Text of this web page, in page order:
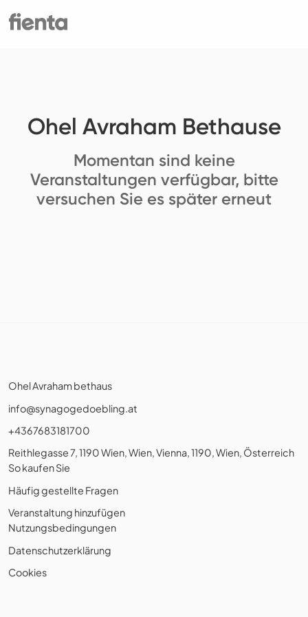
Ohel Avraham Bethause
Momentan sind keine
Veranstaltungen verfügbar, bitte
versuchen Sie es später erneut
Ohel Avraham bethaus
info@synagogedoebling.at
+4367683181700
Reithlegasse 7, 1190 Wien, Wien, Vienna, 1190, Wien, Österreich
So kaufen Sie
Häufig gestellte Fragen
Veranstaltung hinzufügen
Nutzungsbedingungen
Datenschutzerklärung
Cookies